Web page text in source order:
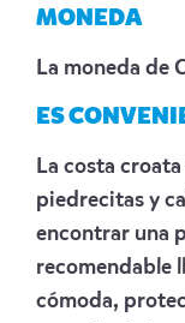
MONEDA
La moneda de
ES
La costa
piedrecitas y
encontrar una
recomendable
cómoda,